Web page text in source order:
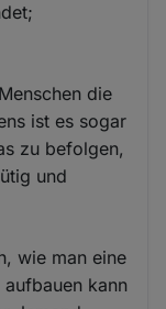
die
ist es sogar
zu befolgen,
und
wie man eine
kann